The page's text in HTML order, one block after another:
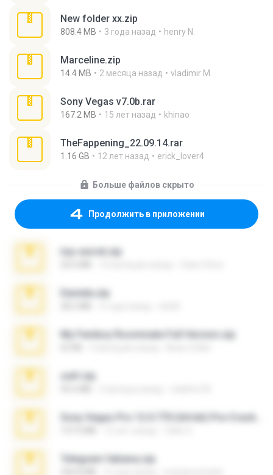
New folder xx.zip
808.4 MB 3 года назад henry N.
Marceline.zip
14.4 MB 2 месяца назад vladimir M.
Sony Vegas v7.0b.rar
167.2 MB 15 лет назад khinao
TheFappening_22.09.14.rar
1.16 GB 12 лет назад erick_lover4
Больше файлов скрыто
Продолжить в приложении
top secret.zip
Daniela.zip
My Femboy Roommate Full Version.zip
ouh!.zip
Telegram fabiana.zip